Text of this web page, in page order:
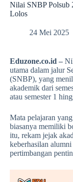
Nilai SNBP Polsub
Lolos
24 Mei 2025
Eduzone.co.id –
utama dalam jalur
(SNBP), yang
akademik dari
atau semester 1
Mata pelajaran
biasanya memiliki
itu, rekam jejak
keberhasilan
pertimbangan